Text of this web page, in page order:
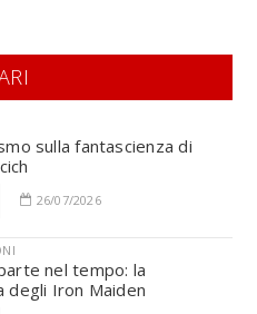
sulla fantascienza di
26/07/2026
nel tempo: la
degli Iron Maiden